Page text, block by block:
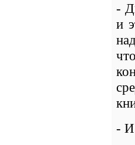
-
и
- И